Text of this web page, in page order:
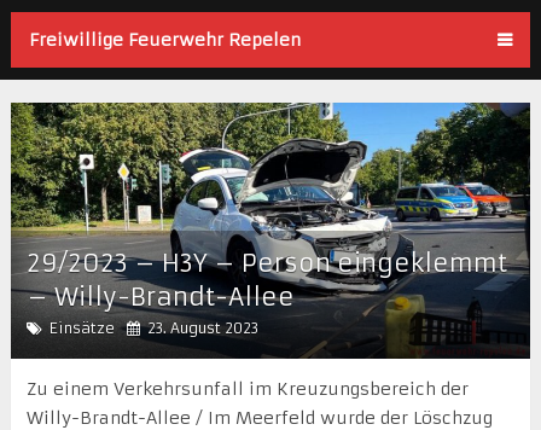
Freiwillige Feuerwehr Repelen
29/2023 – H3Y – Person eingeklemmt
– Willy-Brandt-Allee
Einsätze 23. August 2023
Zu einem Verkehrsunfall im Kreuzungsbereich der
Willy-Brandt-Allee / Im Meerfeld wurde der Löschzug